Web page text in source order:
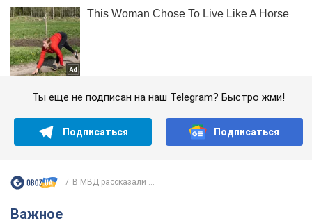
Ты еще не подписан на наш Telegram? Быстро жми!
Подписаться Подписаться
В МВД рассказали ...
Важное